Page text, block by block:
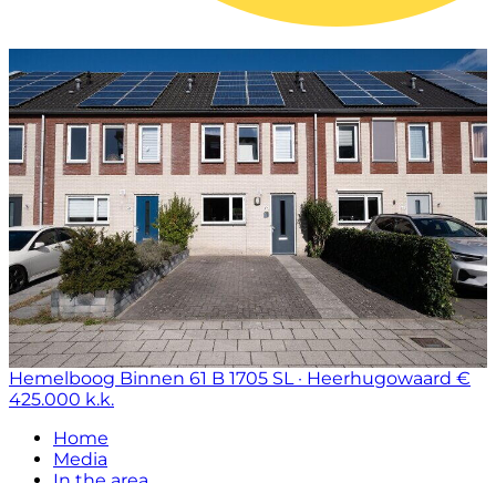
Hemelboog Binnen 61 B 1705 SL · Heerhugowaard €
425.000 k.k.
Home
Media